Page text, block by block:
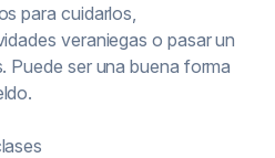
para cuidarlos,
veraniegas o pasar un
Puede ser una buena forma